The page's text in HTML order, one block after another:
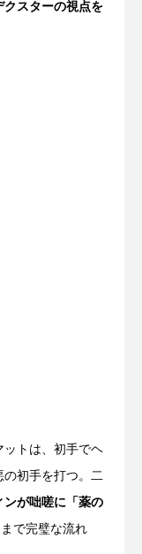
クスターの視点を
ットは、初手でヘ
の初手を打つ。二
ンが咄嗟に「薬の
で完璧な流れ